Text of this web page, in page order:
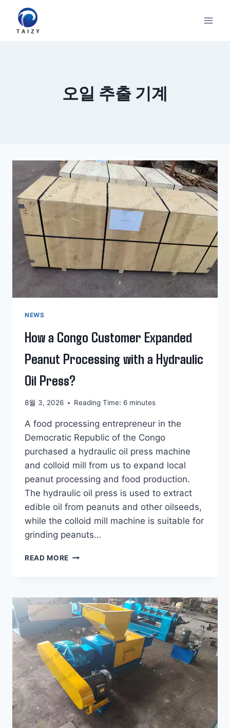
content
오일 추출 기계
NEWS
How a Congo Customer Expanded
Peanut Processing with a Hydraulic
Oil Press?
8월 3, 2026 Reading Time: 6 minutes
A food processing entrepreneur in the
Democratic Republic of the Congo
purchased a hydraulic oil press machine
and colloid mill from us to expand local
peanut processing and food production.
The hydraulic oil press is used to extract
edible oil from peanuts and other oilseeds,
while the colloid mill machine is suitable for
grinding peanuts…
READ MORE HOW
EXPANDED
PEANUT
PROCESSING
WITH
A
HYDRAULIC
OIL
PRESS?